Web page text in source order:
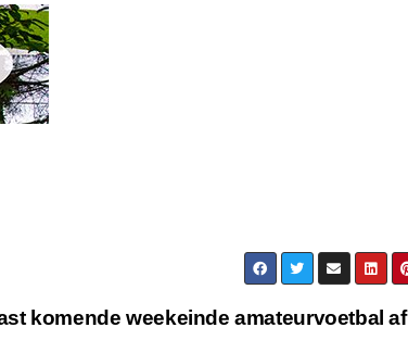
komende weekeinde amateurvoetbal af